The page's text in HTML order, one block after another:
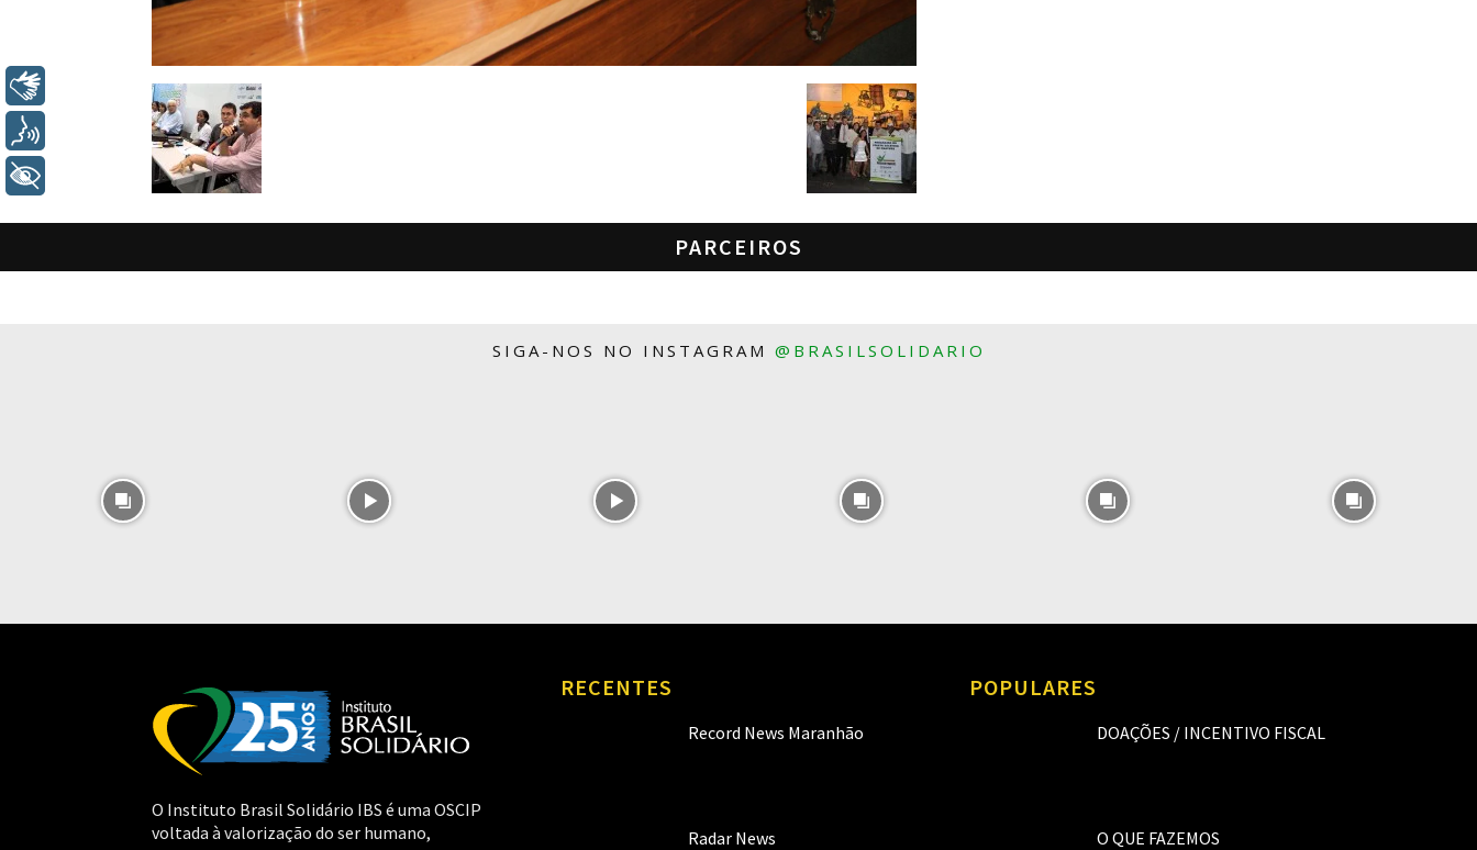
PARCEIROS
SIGA-NOS NO INSTAGRAM @BRASILSOLIDARIO
O Instituto Brasil Solidário IBS é uma OSCIP
voltada à valorização do ser humano,
RECENTES
Record News Maranhão
Radar News
POPULARES
DOAÇÕES / INCENTIVO FISCAL
O QUE FAZEMOS
+ Acessibilidade